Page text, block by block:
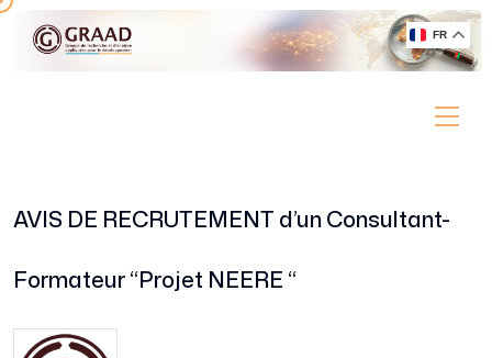
AVIS DE RECRUTEMENT d’un Consultant-
Formateur “Projet NEERE “
FR